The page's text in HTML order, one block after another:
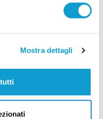
Mostra dettagli